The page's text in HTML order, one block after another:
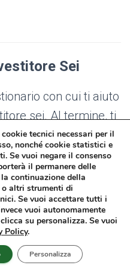
Sei
con cui ti aiuto
sei. Al termine, ti
selezionati in
partenza:
<<
tecnici necessari per il
nonché cookie statistici e
Se vuoi negare il consenso
il permanere delle
continuazione della
o altri strumenti di
Se vuoi accettare tutti i
vuoi autonomamente
su personalizza. Se vuoi
Policy.
Personalizza